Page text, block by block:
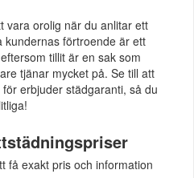
vara orolig när du anlitar ett
kundernas förtroende är ett
tillit är en sak som
tjänar mycket på. Se till att
erbjuder städgaranti, så du
få exakt pris och information